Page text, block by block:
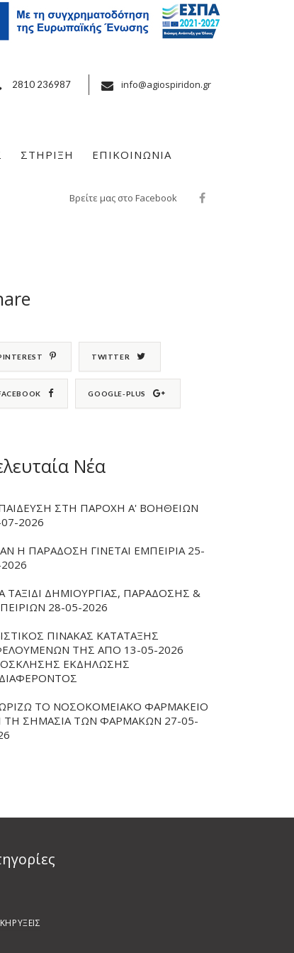
2810 236987 info@agiospiridon.gr
ΣΤΗΡΙΞΗ ΕΠΙΚΟΙΝΩΝΙΑ
Βρείτε μας στο Facebook
TWITTER
GOOGLE-PLUS
Νέα
ΣΤΗ ΠΑΡΟΧΗ Α' ΒΟΗΘΕΙΩΝ
2026
Η ΠΑΡΑΔΟΣΗ ΓΙΝΕΤΑΙ ΕΜΠΕΙΡΙΑ 25-
ΤΑΞΙΔΙ ΔΗΜΙΟΥΡΓΙΑΣ, ΠΑΡΑΔΟΣΗΣ &
28-05-2026
ΠΙΝΑΚΑΣ ΚΑΤΑΤΑΞΗΣ
ΤΗΣ ΑΠΟ 13-05-2026
ΕΚΔΗΛΩΣΗΣ
ΤΟ ΝΟΣΟΚΟΜΕΙΑΚΟ ΦΑΡΜΑΚΕΙΟ
ΤΗ ΣΗΜΑΣΙΑ ΤΩΝ ΦΑΡΜΑΚΩΝ 27-05-